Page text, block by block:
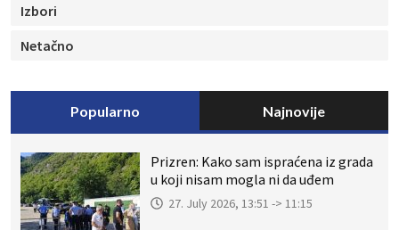
Izbori
Netačno
Popularno Najnovije
Prizren: Kako sam ispraćena iz grada
u koji nisam mogla ni da uđem
27. July 2026, 13:51 -> 11:15